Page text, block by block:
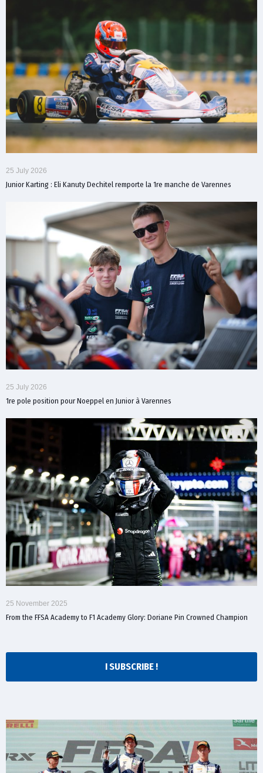
25 July 2026
Junior Karting : Eli Kanuty Dechitel remporte la 1re manche de Varennes
25 July 2026
1re pole position pour Noeppel en Junior à Varennes
25 November 2025
From the FFSA Academy to F1 Academy Glory: Doriane Pin Crowned Champion
I SUBSCRIBE !